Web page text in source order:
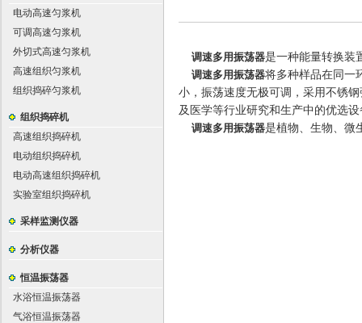
电动高速匀浆机
可调高速匀浆机
外切式高速匀浆机
高速组织匀浆机
组织捣碎匀浆机
组织捣碎机
高速组织捣碎机
电动组织捣碎机
电动高速组织捣碎机
实验室组织捣碎机
采样监测仪器
分析仪器
恒温振荡器
水浴恒温振荡器
气浴恒温振荡器
调速多用振荡器是一种能量转换装
调速多用振荡器将多种样品在同一
小，振荡速度无极可调，采用不锈
及医学等行业研究和生产中的优选设
调速多用振荡器是植物、生物、微